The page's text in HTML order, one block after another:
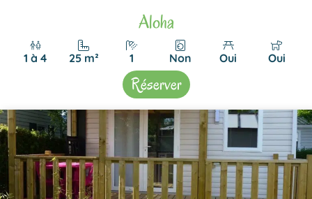
Aloha
1 à 4 25 m² 1 Non Oui Oui
Réserver